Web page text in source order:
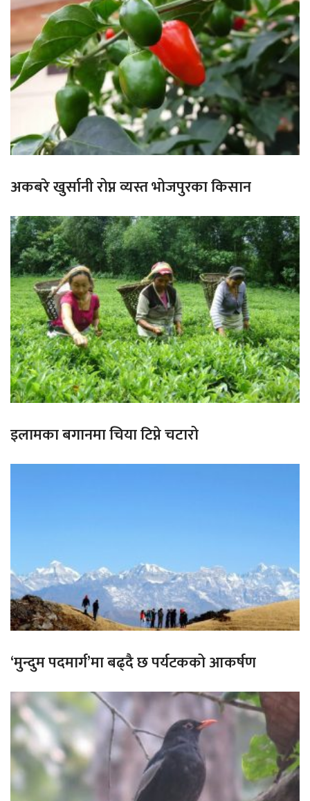
अकबरे खुर्सानी रोप्न व्यस्त भोजपुरका किसान
इलामका बगानमा चिया टिप्ने चटारो
‘मुन्दुम पदमार्ग’मा बढ्दै छ पर्यटकको आकर्षण